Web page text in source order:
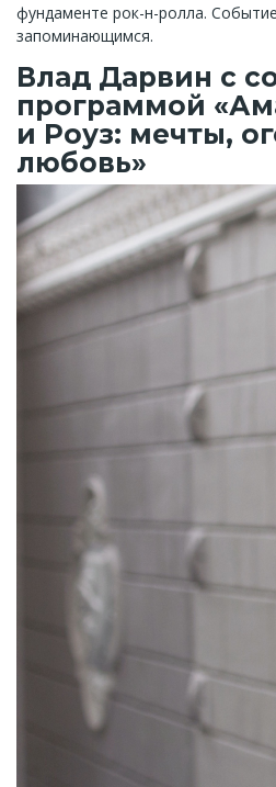
фундаменте рок-н-ролла.
запоминающимся.
Влад Дарвин с
программой
и Роуз: мечты,
любовь»